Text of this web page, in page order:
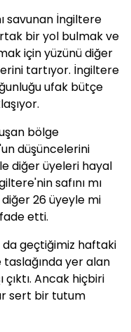
savunan İngiltere
bir yol bulmak ve
için yüzünü diğer
tartıyor. İngiltere
ufak bütçe
bölge
düşüncelerini
diğer üyeleri hayal
safını mı
26 üyeyle mi
etti.
da geçtiğimiz haftaki
yer alan
çıktı. Ancak hiçbiri
sert bir tutum